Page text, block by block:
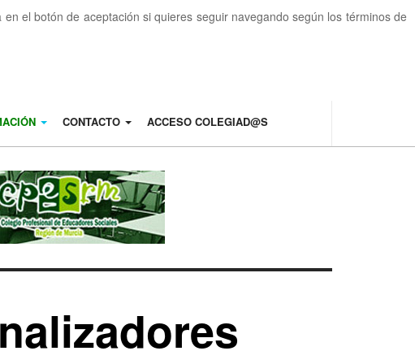
el botón de aceptación si quieres seguir navegando según los términos de
CONTACTO ACCESO COLEGIAD@S